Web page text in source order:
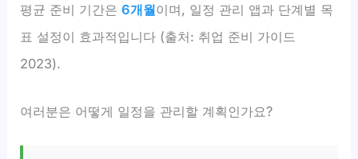
평균 준비 기간은6개월이며, 일정 관리 앱과 단계별 목
표 설정이 효과적입니다 (출처: 취업 준비 가이드
2023).
여러분은 어떻게 일정을 관리할 계획인가요?